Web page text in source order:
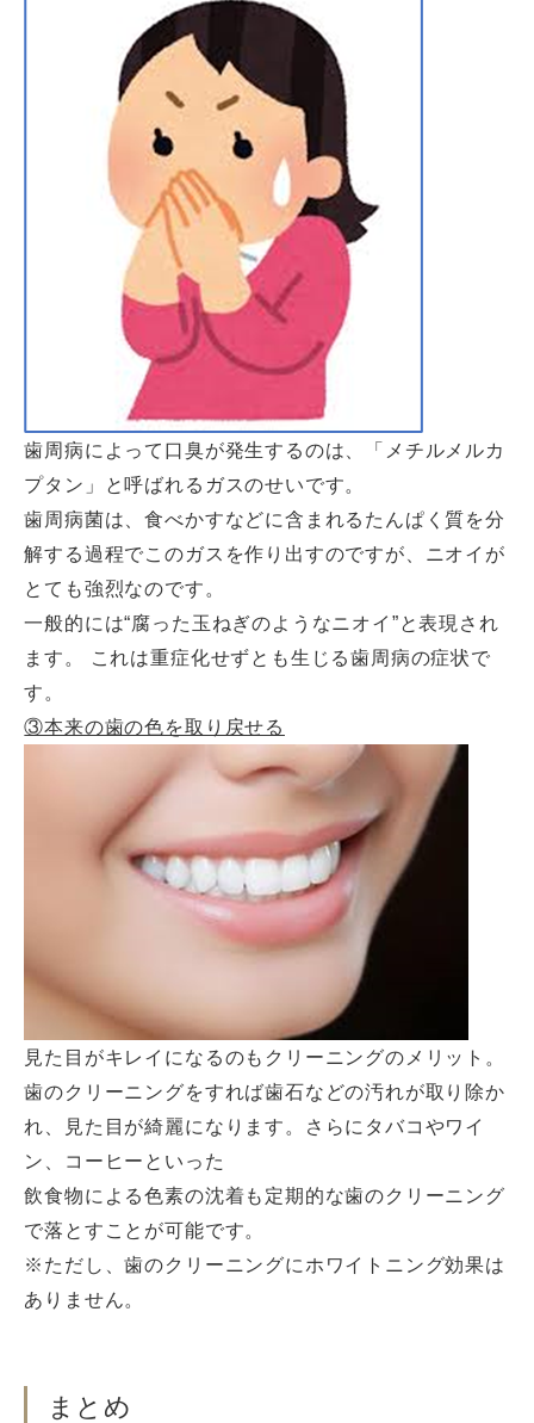
歯周病によって口臭が発生するのは、「メチルメルカ
プタン」と呼ばれるガスのせいです。
歯周病菌は、食べかすなどに含まれるたんぱく質を分
解する過程でこのガスを作り出すのですが、ニオイが
とても強烈なのです。
一般的には“腐った玉ねぎのようなニオイ”と表現され
ます。 これは重症化せずとも生じる歯周病の症状で
す。
③本来の歯の色を取り戻せる
見た目がキレイになるのもクリーニングのメリット。
歯のクリーニングをすれば歯石などの汚れが取り除か
れ、見た目が綺麗になります。さらにタバコやワイ
ン、コーヒーといった
飲食物による色素の沈着も定期的な歯のクリーニング
で落とすことが可能です。
※ただし、歯のクリーニングにホワイトニング効果は
ありません。
まとめ